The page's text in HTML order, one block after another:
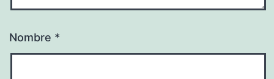
Nombre *